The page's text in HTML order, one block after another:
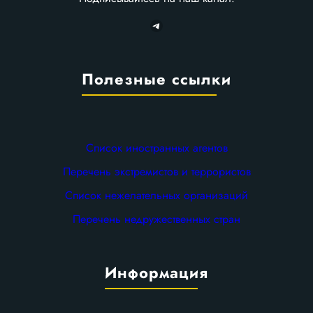
Telegram
Полезные ссылки
Список иностранных агентов
Перечень экстремистов и террористов
Список нежелательных организаций
Перечень недружественных стран
Информация